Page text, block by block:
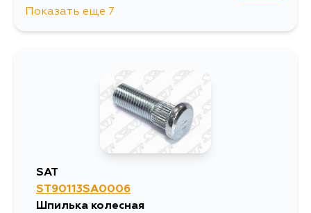
1306
571
14 августа
Показать еще 7
SAT
ST90113SA0006
Шпилька колесная